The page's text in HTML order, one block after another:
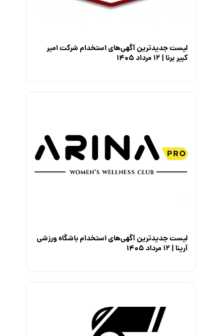
لیست جدیدترین آگهی‌های استخدام شرکت امیر
کبیر برنا | ۱۲ مرداد ۱۴۰۵
لیست جدیدترین آگهی‌های استخدام باشگاه ورزشی
آرینا | ۱۲ مرداد ۱۴۰۵